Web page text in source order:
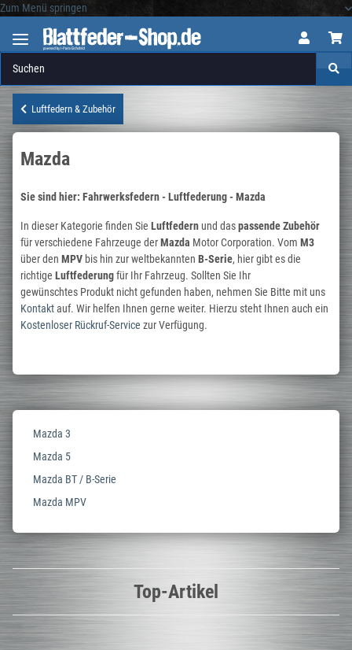
Zum Menü springen
Luftfedern & Zubehör
Mazda
Sie sind hier: Fahrwerksfedern - Luftfederung - Mazda
In dieser Kategorie finden Sie Luftfedern und daspassende Zubehör
für verschiedene Fahrzeuge derMazda Motor Corporation. Vom M3
über den MPV bis hin zur weltbekannten B-Serie, hier gibt es die
richtige Luftfederungfür Ihr Fahrzeug. Sollten Sie Ihr
gewünschtes Produkt nicht gefunden haben, nehmen Sie Bitte mit uns
Kontaktauf. Wir helfen Ihnen gerne weiter. Hierzu steht Ihnen auch ein
Kostenloser Rückruf-Service zur Verfügung.
Mazda 3
Mazda 5
Mazda BT / B-Serie
Mazda MPV
Top-Artikel